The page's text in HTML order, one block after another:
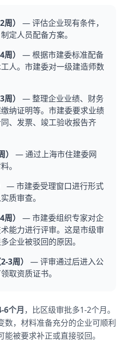
）
— 评估企业现有条件，
定人员配备方案。
）
— 根据市建委标准配备
人。市建委对一级建造师数
）
— 整理企业业绩、财务
纳证明等。市建委要求业绩
、发票、竣工验收报告齐
— 通过上海市住建委网
。
— 市建委受理窗口进行形式
质审查。
）
— 市建委组织专家对企
能力进行评审。这是市级审
企业被驳回的原因。
3周）
— 评审通过后进入公
取资质证书。
6个月，比区级审批多1-2个月。
数，材料准备充分的企业可顺利
被要求补正或直接驳回。